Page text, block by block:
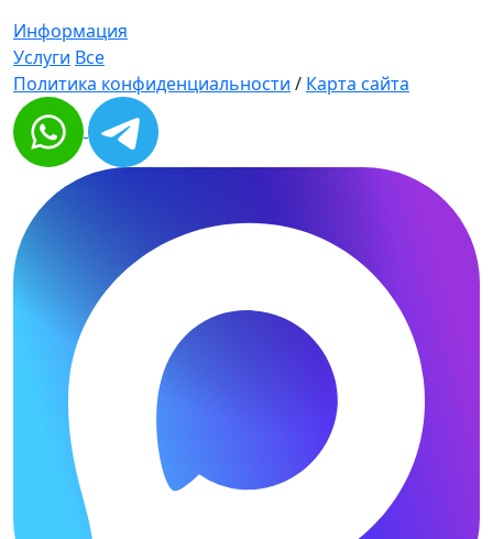
Информация
Услуги Все
Политика конфиденциальности / Карта сайта